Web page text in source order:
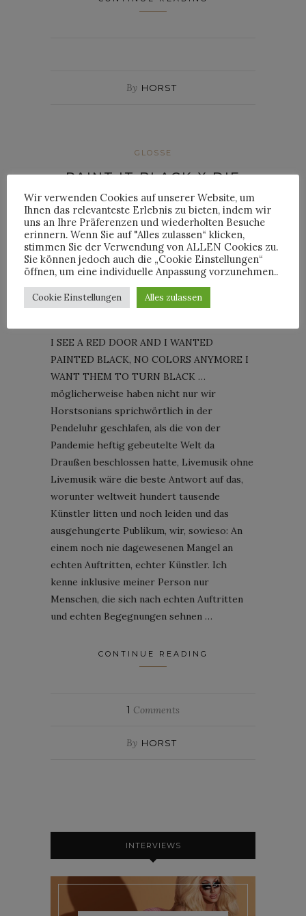
By HORST
GLOSSE
PAINT IT BLACK X DIE
ABBATARE SIND LOS X
EMIL X DAS BESTE AN
„WETTEN, DASS …?“
Posted on21. November 2021
I SEE A RED DOOR AND I WANTED
PAINTED BLACK, NO COLORS ANYMORE I
WANT THEM TO TURN BLACK …
möglicherweise haben nicht nur wir
Horstsonians sprichwörtlich in der
Pendeluhr geschlafen, als die von der
Pandemie heftig gebeutelte Welt da
Draußen beschlossen hatte, Livemusik ohne
Livemusik wäre die beste Antwort auf das,
worunter weltweit hundert tausende
Künstler litten und noch leiden und das
ausgehungerte Publikum, wir, sowieso: An
einem noch nie dagewesenen Mangel an
echten Auftritten, echter Künstler. Ich
kenne inklusive meiner Person nur
Menschen, die sich nach echten Auftritten
und echten Begegnungen sehnen …
CONTINUE READING
1 Comments
By HORST
INTERVIEWS
Wir verwenden Cookies auf unserer Website, um
Ihnen das relevanteste Erlebnis zu bieten, indem wir
uns an Ihre Präferenzen und wiederholten Besuche
erinnern. Wenn Sie auf "Alles zulassen“ klicken,
stimmen Sie der Verwendung von ALLEN Cookies zu.
Sie können jedoch auch die „Cookie Einstellungen“
öffnen, um eine individuelle Anpassung vorzunehmen..
Cookie Einstellungen Alles zulassen